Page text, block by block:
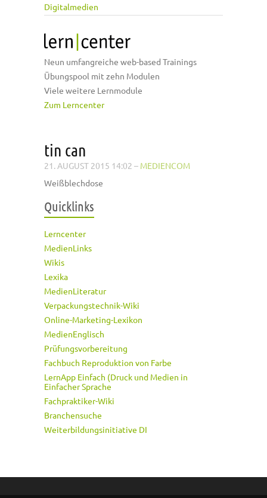
Digitalmedien
Neun umfangreiche web-based Trainings
Übungspool mit zehn Modulen
Viele weitere Lernmodule
Zum Lerncenter
tin can
21. AUGUST 2015 14:02 – MEDIENCOM
Weißblechdose
Quicklinks
Lerncenter
MedienLinks
Wikis
Lexika
MedienLiteratur
Verpackungstechnik-Wiki
Online-Marketing-Lexikon
MedienEnglisch
Prüfungsvorbereitung
Fachbuch Reproduktion von Farbe
LernApp Einfach (Druck und Medien in
Einfacher Sprache
Fachpraktiker-Wiki
Branchensuche
Weiterbildungsinitiative DI